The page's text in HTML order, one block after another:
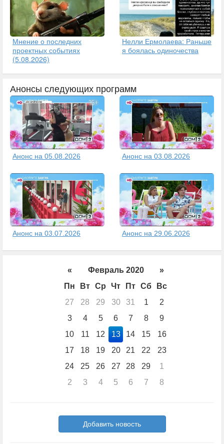
Мнение о последних
проектных событиях
(5.08.2026)
Нелли Ермолаева: Раньше
я боялась одиночества
Анонсы следующих программ
Анонс на 05.08.2026 Анонс на 03.08.2026
Анонс на 03.07.2026 Анонс на 29.06.2026
« Февраль 2020
»
Пн
Вт Ср Чт Пт Сб
Вс
27
28 29 30 31 1
2
3
4 5 6 7 8
9
10
11 12 13 14 15
16
17
18 19 20 21 22
23
24
25 26 27 28 29
1
2
3 4 5 6 7 8
Добавить новость